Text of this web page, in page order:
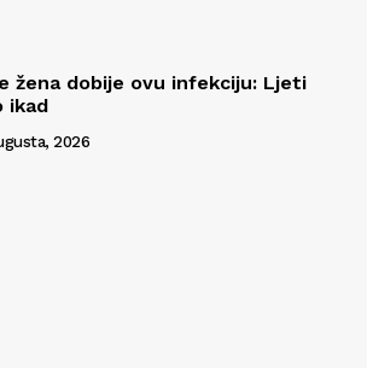
žena dobije ovu infekciju: Ljeti
ikad
2026